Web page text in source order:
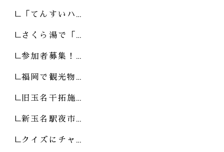
「てんすいハ…
さくら湯で「…
参加者募集！…
福岡で観光物…
旧玉名干拓施…
新玉名駅夜市…
クイズにチャ…